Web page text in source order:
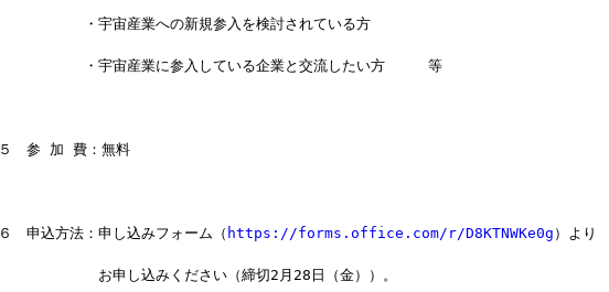
・宇宙産業への新規参入を検討されている方
・宇宙産業に参入している企業と交流したい方　　　等
５　参 加 費：無料
６　申込方法：申し込みフォーム（ https://forms.office.com/r/D8KTNWKe0g ）より
お申し込みください（締切2月28日（金））。